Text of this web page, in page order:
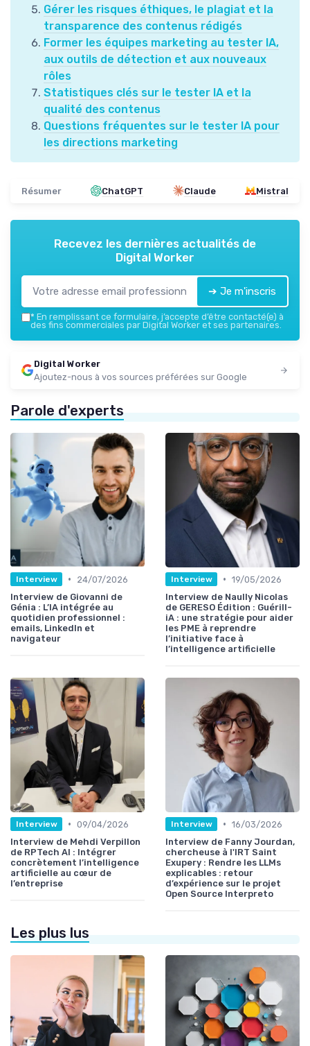
Gérer les risques éthiques, le plagiat et la
transparence des contenus rédigés
Former les équipes marketing au tester IA,
aux outils de détection et aux nouveaux
rôles
Statistiques clés sur le tester IA et la
qualité des contenus
Questions fréquentes sur le tester IA pour
les directions marketing
Résumer ChatGPT Claude Mistral
Recevez les dernières actualités de
Digital Worker
➔ Je m'inscris
* En remplissant ce formulaire, j’accepte d’être contacté(e) à
des fins commerciales par Digital Worker et ses partenaires.
Digital Worker
Ajoutez-nous à vos sources préférées sur Google
Parole d'experts
Interview •
24/07/2026
Interview de Giovanni de
Génia : L’IA intégrée au
quotidien professionnel :
emails, LinkedIn et
navigateur
Interview • 19/05/2026
Interview de Naully Nicolas
de GERESO Édition : Guérill-
iA : une stratégie pour aider
les PME à reprendre
l’initiative face à
l’intelligence artificielle
Interview • 09/04/2026
Interview de Mehdi Verpillon
de RPTech AI : Intégrer
concrètement l’intelligence
artificielle au cœur de
l’entreprise
Interview • 16/03/2026
Interview de Fanny Jourdan,
chercheuse à l'IRT Saint
Exupery : Rendre les LLMs
explicables : retour
d’expérience sur le projet
Open Source Interpreto
Les plus lus